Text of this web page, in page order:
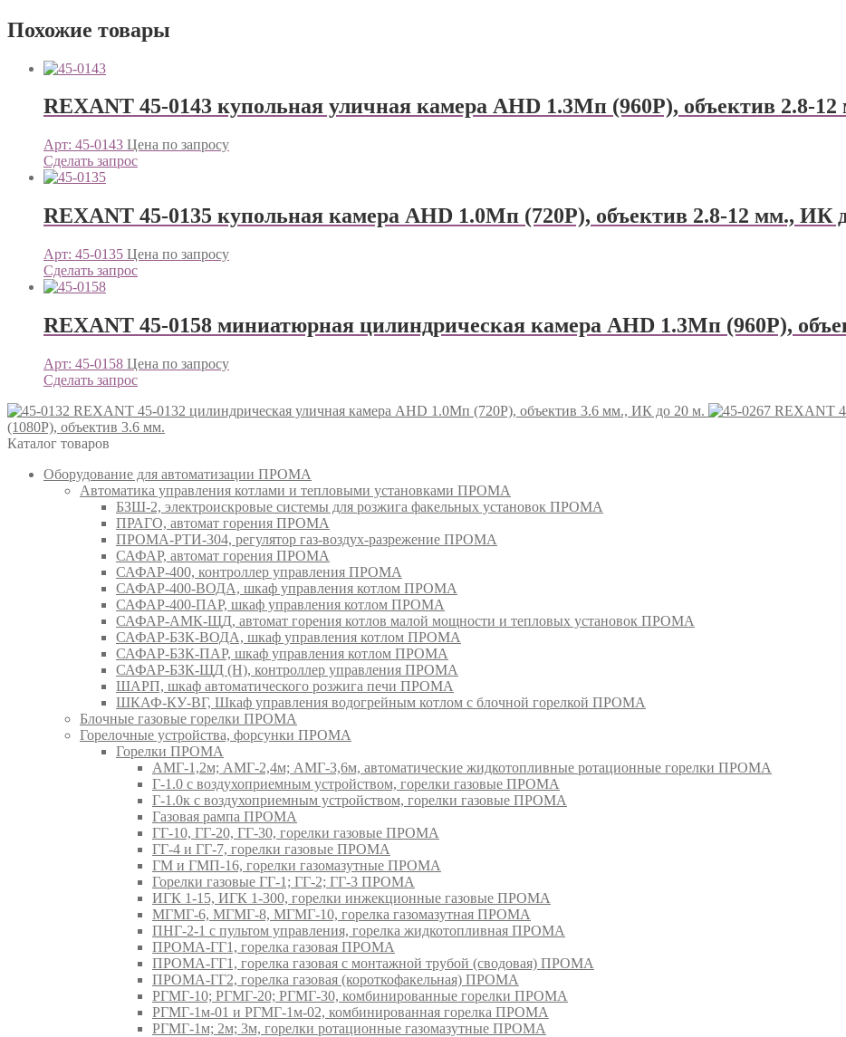
Похожие товары
REXANT 45-0143 купольная уличная камера AHD 1.3Мп (960P), объектив 2.8-
Арт: 45-0143 Цена по запросу
Сделать запрос
REXANT 45-0135 купольная камера AHD 1.0Мп (720P), объектив 2.8-12 мм., ИК
Арт: 45-0135 Цена по запросу
Сделать запрос
REXANT 45-0158 миниатюрная цилиндрическая камера AHD 1.3Мп (960P),
Арт: 45-0158 Цена по запросу
Сделать запрос
REXANT 45-0132 цилиндрическая уличная камера AHD 1.0Мп (720P), объектив 3.6 мм., ИК до 20 м.
REXANT
(1080P), объектив 3.6 мм.
Каталог товаров
Оборудование для автоматизации ПРОМА
Автоматика управления котлами и тепловыми установками ПРОМА
БЗШ-2, электроискровые системы для розжига факельных установок ПРОМА
ПРАГО, автомат горения ПРОМА
ПРОМА-РТИ-304, регулятор газ-воздух-разрежение ПРОМА
САФАР, автомат горения ПРОМА
САФАР-400, контроллер управления ПРОМА
САФАР-400-ВОДА, шкаф управления котлом ПРОМА
САФАР-400-ПАР, шкаф управления котлом ПРОМА
САФАР-АМК-ЩД, автомат горения котлов малой мощности и тепловых установок ПРОМА
САФАР-БЗК-ВОДА, шкаф управления котлом ПРОМА
САФАР-БЗК-ПАР, шкаф управления котлом ПРОМА
САФАР-БЗК-ЩД (Н), контроллер управления ПРОМА
ШАРП, шкаф автоматического розжига печи ПРОМА
ШКАФ-КУ-ВГ, Шкаф управления водогрейным котлом с блочной горелкой ПРОМА
Блочные газовые горелки ПРОМА
Горелочные устройства, форсунки ПРОМА
Горелки ПРОМА
АМГ-1,2м; АМГ-2,4м; АМГ-3,6м, автоматические жидкотопливные ротационные горелки ПРОМА
Г-1.0 с воздухоприемным устройством, горелки газовые ПРОМА
Г-1.0к с воздухоприемным устройством, горелки газовые ПРОМА
Газовая рампа ПРОМА
ГГ-10, ГГ-20, ГГ-30, горелки газовые ПРОМА
ГГ-4 и ГГ-7, горелки газовые ПРОМА
ГМ и ГМП-16, горелки газомазутные ПРОМА
Горелки газовые ГГ-1; ГГ-2; ГГ-3 ПРОМА
ИГК 1-15, ИГК 1-300, горелки инжекционные газовые ПРОМА
МГМГ-6, МГМГ-8, МГМГ-10, горелка газомазутная ПРОМА
ПНГ-2-1 с пультом управления, горелка жидкотопливная ПРОМА
ПРОМА-ГГ1, горелка газовая ПРОМА
ПРОМА-ГГ1, горелка газовая с монтажной трубой (сводовая) ПРОМА
ПРОМА-ГГ2, горелка газовая (короткофакельная) ПРОМА
РГМГ-10; РГМГ-20; РГМГ-30, комбинированные горелки ПРОМА
РГМГ-1м-01 и РГМГ-1м-02, комбинированная горелка ПРОМА
РГМГ-1м; 2м; 3м, горелки ротационные газомазутные ПРОМА